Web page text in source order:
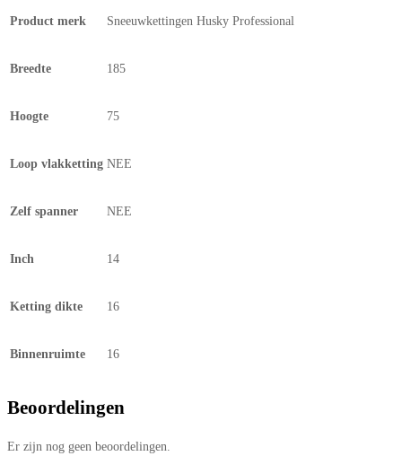
Product merk Sneeuwkettingen Husky Professional
Breedte 185
Hoogte 75
Loop vlakketting NEE
Zelf spanner NEE
Inch 14
Ketting dikte 16
Binnenruimte 16
Beoordelingen
Er zijn nog geen beoordelingen.